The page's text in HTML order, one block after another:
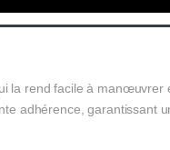
la rend facile à
adhérence, garantissant